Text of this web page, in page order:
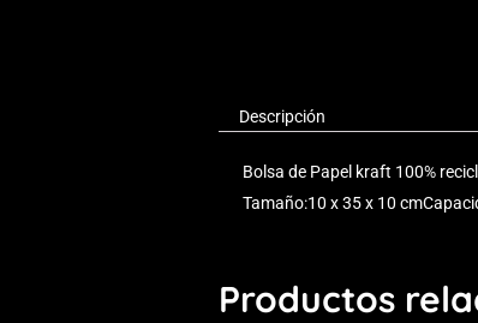
Descripción
Bolsa de Papel kraft 100%
Tamaño:10 x 35 x 10
Productos